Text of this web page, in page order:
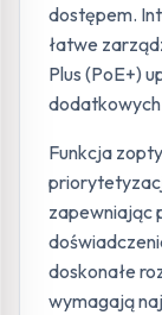
dostępem.
łatwe
Plus (PoE+)
Funkcja
zapewniając
doskonałe
wymagają